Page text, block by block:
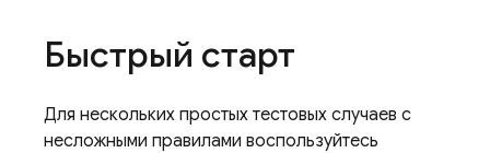
Быстрый старт
Для нескольких простых тестовых случаев с
несложными правилами воспользуйтесь